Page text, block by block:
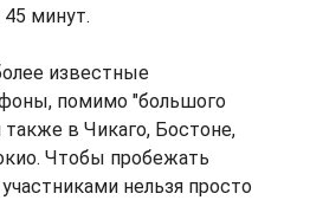
минут.
известные
помимо "большого
также в Чикаго, Бостоне,
Чтобы пробежать
нельзя просто